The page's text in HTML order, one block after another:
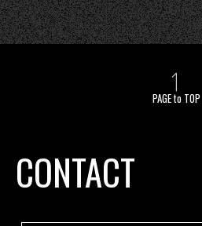
PAGE to TOP
CONTACT